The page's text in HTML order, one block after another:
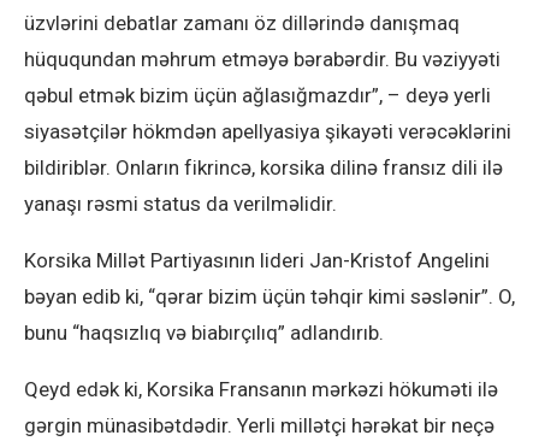
üzvlərini debatlar zamanı öz dillərində danışmaq
hüququndan məhrum etməyə bərabərdir. Bu vəziyyəti
qəbul etmək bizim üçün ağlasığmazdır”, – deyə yerli
siyasətçilər hökmdən apellyasiya şikayəti verəcəklərini
bildiriblər. Onların fikrincə, korsika dilinə fransız dili ilə
yanaşı rəsmi status da verilməlidir.
Korsika Millət Partiyasının lideri Jan-Kristof Angelini
bəyan edib ki, “qərar bizim üçün təhqir kimi səslənir”. O,
bunu “haqsızlıq və biabırçılıq” adlandırıb.
Qeyd edək ki, Korsika Fransanın mərkəzi hökuməti ilə
gərgin münasibətdədir. Yerli millətçi hərəkat bir neçə